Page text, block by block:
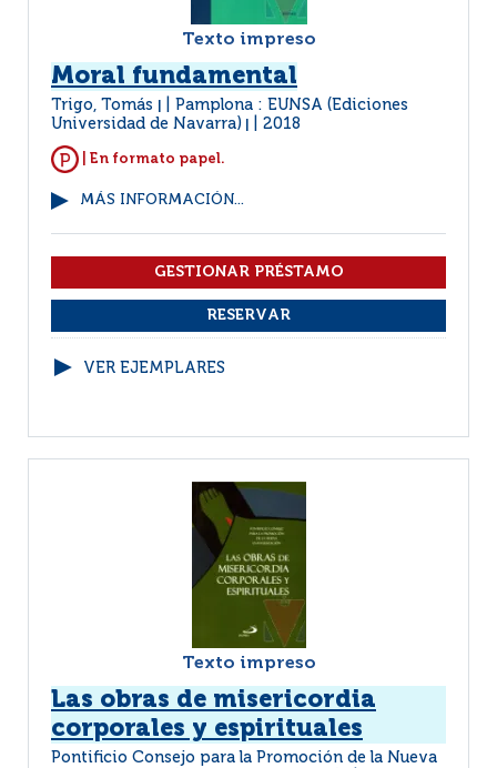
Texto impreso
Moral fundamental
Trigo, Tomás
Pamplona : EUNSA (Ediciones
Universidad de Navarra)
2018
| En formato papel.
MÁS INFORMACIÓN...
VER EJEMPLARES
Texto impreso
Las obras de misericordia
corporales y espirituales
Pontificio Consejo para la Promoción de la Nueva